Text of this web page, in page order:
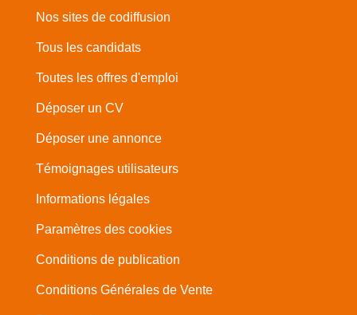
Nos sites de codiffusion
Tous les candidats
Toutes les offres d'emploi
Déposer un CV
Déposer une annonce
Témoignages utilisateurs
Informations légales
Paramètres des cookies
Conditions de publication
Conditions Générales de Vente